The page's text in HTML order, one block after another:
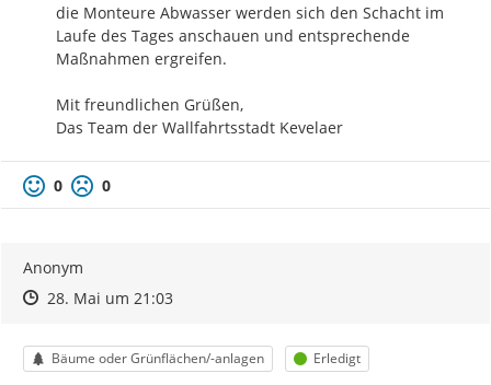
die Monteure Abwasser werden sich den Schacht im
Laufe des Tages anschauen und entsprechende
Maßnahmen ergreifen.
Mit freundlichen Grüßen,
Das Team der Wallfahrtsstadt Kevelaer
0 0
Anonym
Zeitpunkt des Erstellens
Zeitpunkt des Erstellens
28. Mai um 21:03Zur Äußerung
Kategorie
Bäume oder Grünflächen/-anlagen Status
Erledigt